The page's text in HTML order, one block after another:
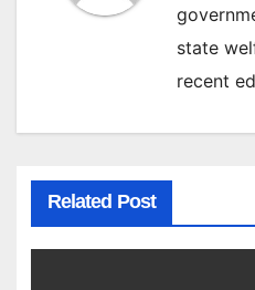
state
recent
Related Post